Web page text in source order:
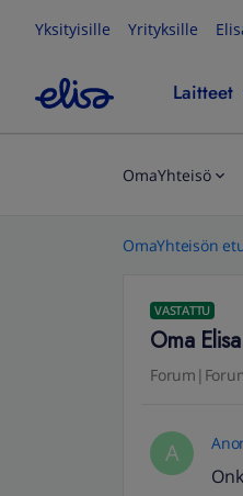
Yksityisille Yrityksille
Laitteet
OmaYhteisö
OmaYhteisön
VASTATTU
Oma
A